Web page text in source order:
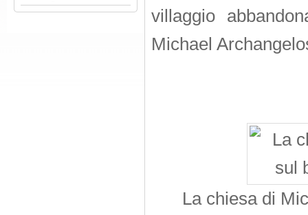
villaggio
Michael
La chiesa di